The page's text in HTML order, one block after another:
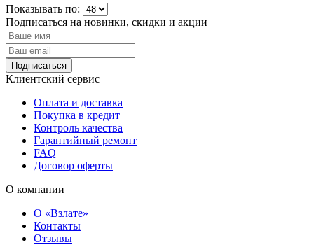
Показывать по:
Подписаться на новинки, скидки и акции
Подписаться
Клиентский сервис
Оплата и доставка
Покупка в кредит
Контроль качества
Гарантийный ремонт
FAQ
Договор оферты
О компании
О «Взлате»
Контакты
Отзывы